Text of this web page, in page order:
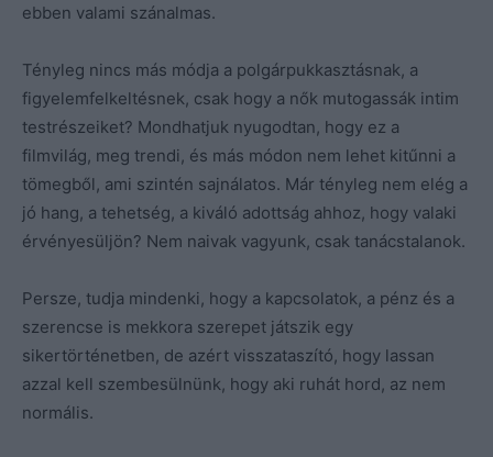
ebben valami szánalmas.
Tényleg nincs más módja a polgárpukkasztásnak, a
figyelemfelkeltésnek, csak hogy a nők mutogassák intim
testrészeiket? Mondhatjuk nyugodtan, hogy ez a
filmvilág, meg trendi, és más módon nem lehet kitűnni a
tömegből, ami szintén sajnálatos. Már tényleg nem elég a
jó hang, a tehetség, a kiváló adottság ahhoz, hogy valaki
érvényesüljön? Nem naivak vagyunk, csak tanácstalanok.
Persze, tudja mindenki, hogy a kapcsolatok, a pénz és a
szerencse is mekkora szerepet játszik egy
sikertörténetben, de azért visszataszító, hogy lassan
azzal kell szembesülnünk, hogy aki ruhát hord, az nem
normális.